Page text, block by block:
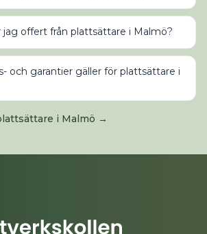
jag offert från plattsättare i Malmö?
och garantier gäller för plattsättare i
i Malmö →